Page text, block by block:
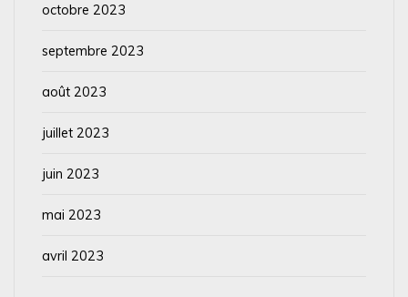
octobre 2023
septembre 2023
août 2023
juillet 2023
juin 2023
mai 2023
avril 2023